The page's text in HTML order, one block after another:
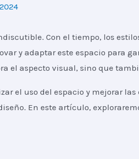
Con el tiempo, los
y adaptar este espacio para
el aspecto visual, sino que
el uso del espacio y mejorar
En este artículo,